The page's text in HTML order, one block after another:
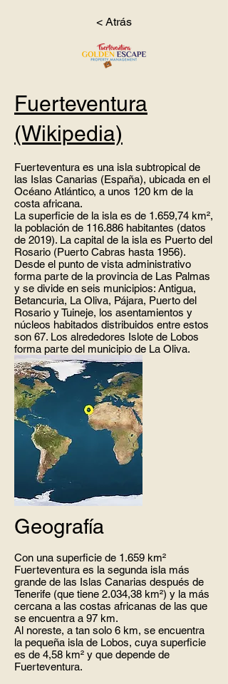
< Atrás
Fuerteventura
(Wikipedia)
Fuerteventura es una isla subtropical de
las Islas Canarias (España), ubicada en el
Océano Atlántico, a unos 120 km de la
costa africana.
La superficie de la isla es de 1.659,74 km²,
la población de 116.886 habitantes (datos
de 2019). La capital de la isla es Puerto del
Rosario (Puerto Cabras hasta 1956).
Desde el punto de vista administrativo
forma parte de la provincia de Las Palmas
y se divide en seis municipios: Antigua,
Betancuria, La Oliva, Pájara, Puerto del
Rosario y Tuineje, los asentamientos y
núcleos habitados distribuidos entre estos
son 67. Los alrededores Islote de Lobos
forma parte del municipio de La Oliva.
Geografía
Con una superficie de 1.659 km²
Fuerteventura es la segunda isla más
grande de las Islas Canarias después de
Tenerife (que tiene 2.034,38 km²) y la más
cercana a las costas africanas de las que
se encuentra a 97 km.
Al noreste, a tan solo 6 km, se encuentra
la pequeña isla de Lobos, cuya superficie
es de 4,58 km² y que depende de
Fuerteventura.